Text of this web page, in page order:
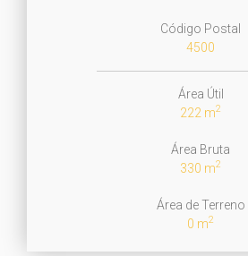
Código Postal
4500
Área Útil
222 m2
Área Bruta
330 m2
Área de Terreno
0 m2